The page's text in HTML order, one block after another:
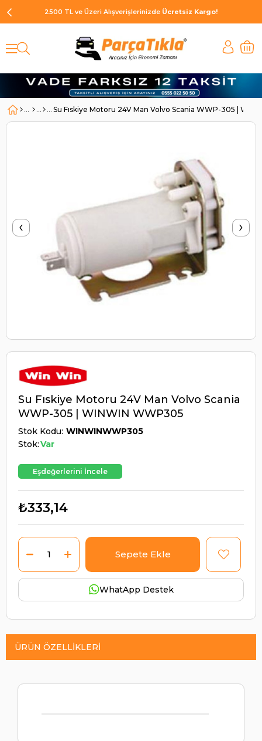
2500 TL ve Üzeri Alışverişlerinizde Ücretsiz Kargo!
Su Fıskiye Motoru 24V Man Volvo Scania WWP-305 |
‹ ›
Su Fıskiye Motoru 24V Man Volvo Scania
WWP-305 | WINWIN WWP305
Stok Kodu WINWINWWP305
Stok:Var
Eşdeğerlerini İncele
₺333,14
WhatApp Destek
ÜRÜN ÖZELLIKLERI